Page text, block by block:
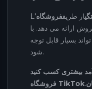
L' از طریق
در هر فروش ارائه می دهد. با
بسیار قابل توجه
شود.
بیشتری کسب کنید
فروشگاه TikTok.